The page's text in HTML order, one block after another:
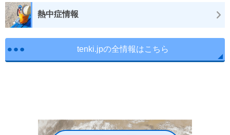
熱中症情報
tenki.jpの全情報はこちら